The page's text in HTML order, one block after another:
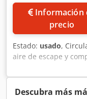
Información de
precio
Estado: usado,
aire de escape y
neumáticamente
Dy Eex Acajha
Material de
Descubra más